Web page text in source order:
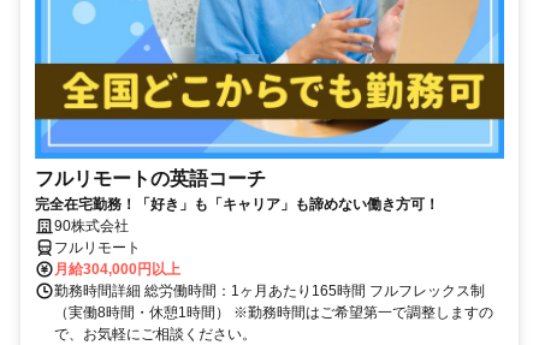
フルリモートの英語コーチ
完全在宅勤務！「好き」も「キャリア」も諦めない働き方可！
90株式会社
フルリモート
月給304,000円以上
勤務時間詳細 総労働時間：1ヶ月あたり165時間 フルフレックス制
（実働8時間・休憩1時間） ※勤務時間はご希望第一で調整しますの
で、お気軽にご相談ください。